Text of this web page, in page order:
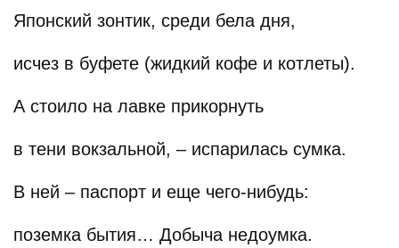
Японский зонтик, среди бела дня,
исчез в буфете (жидкий кофе и котлеты).
А стоило на лавке прикорнуть
в тени вокзальной, – испарилась сумка.
В ней – паспорт и еще чего-нибудь:
поземка бытия… Добыча недоумка.